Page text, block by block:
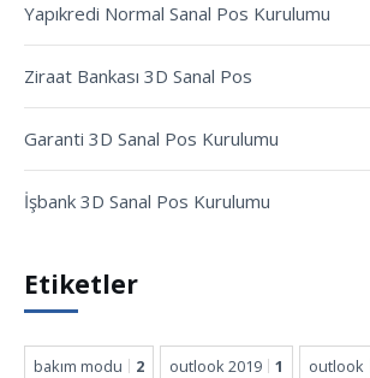
Yapıkredi Normal Sanal Pos Kurulumu
Ziraat Bankası 3D Sanal Pos
Garanti 3D Sanal Pos Kurulumu
İşbank 3D Sanal Pos Kurulumu
Etiketler
bakım modu 2 outlook 2019 1 outlook